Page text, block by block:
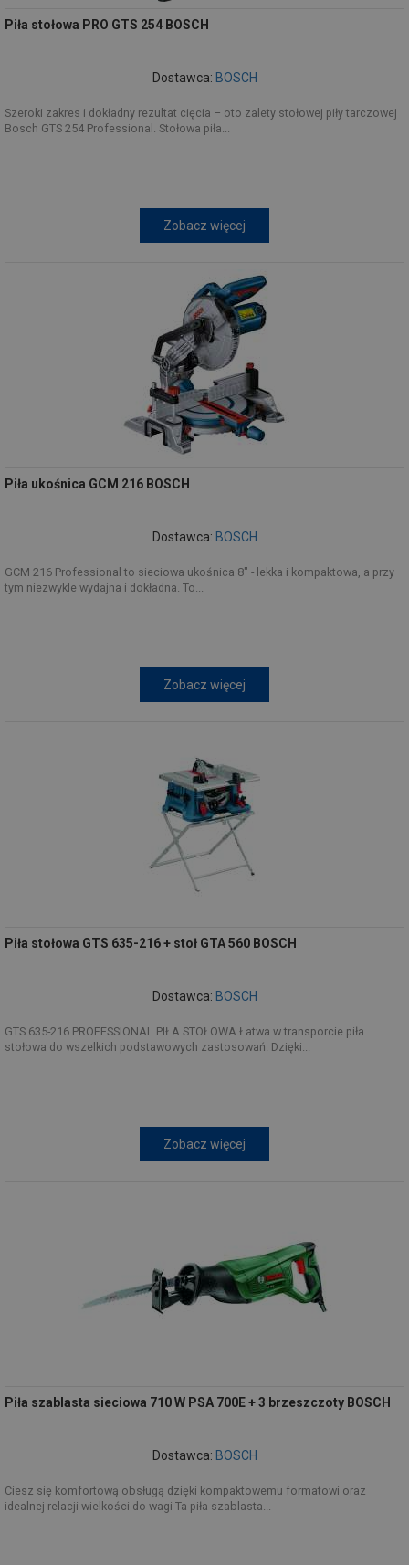
Piła stołowa PRO GTS 254 BOSCH
Dostawca: BOSCH
Szeroki zakres i dokładny rezultat cięcia – oto zalety stołowej piły tarczowej
Bosch GTS 254 Professional. Stołowa piła...
Zobacz więcej
Piła ukośnica GCM 216 BOSCH
Dostawca: BOSCH
GCM 216 Professional to sieciowa ukośnica 8" - lekka i kompaktowa, a przy
tym niezwykle wydajna i dokładna. To...
Zobacz więcej
Piła stołowa GTS 635-216 + stoł GTA 560 BOSCH
Dostawca: BOSCH
GTS 635-216 PROFESSIONAL PIŁA STOŁOWA Łatwa w transporcie piła
stołowa do wszelkich podstawowych zastosowań. Dzięki...
Zobacz więcej
Piła szablasta sieciowa 710 W PSA 700E + 3 brzeszczoty BOSCH
Dostawca: BOSCH
Ciesz się komfortową obsługą dzięki kompaktowemu formatowi oraz
idealnej relacji wielkości do wagi Ta piła szablasta...